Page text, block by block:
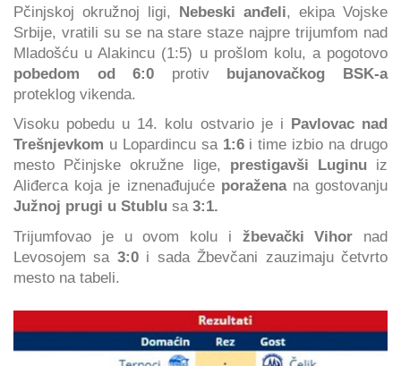
Pčinjskoj okružnoj ligi, Nebeski anđeli, ekipa Vojske
Srbije, vratili su se na stare staze najpre trijumfom nad
Mladošću u Alakincu (1:5) u prošlom kolu, a pogotovo
pobedom od 6:0 protiv bujanovačkog BSK-a
proteklog vikenda.
Visoku pobedu u 14. kolu ostvario je i
Pavlovac nad
Trešnjevkom u Lopardincu sa 1:6i time izbio na drugo
mesto Pčinjske okružne lige, prestigavši Luginuiz
Aliđerca koja je iznenađujuće poražena na gostovanju
Južnoj prugi u Stublu sa 3:1.
Trijumfovao je u ovom kolu i žbevački Vihor nad
Levosojem sa 3:0 i sada Žbevčani zauzimaju četvrto
mesto na tabeli.